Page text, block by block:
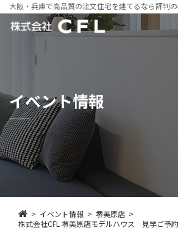
大阪・兵庫で高品質の注文住宅を建てるなら評判の
イベント情報
イベント情報
堺美原店
株式会社CFL 堺美原店モデルハウス 見学ご予約